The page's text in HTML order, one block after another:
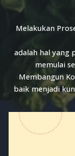
Melakukan
adalah hal yang
memulai
Membangun
baik menjadi